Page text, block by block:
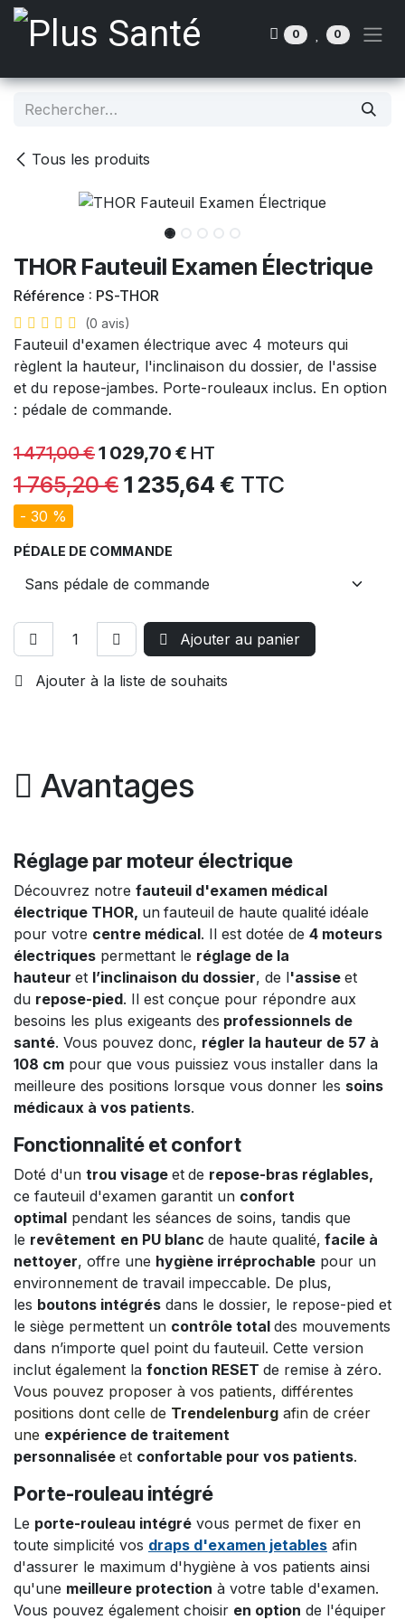
Se rendre au contenu
0 0
Tous les produits
THOR Fauteuil Examen Électrique
Référence : PS-THOR
(0 avis)
Fauteuil d'examen électrique avec 4 moteurs qui
règlent la hauteur, l'inclinaison du dossier, de l'assise
et du repose-jambes. Porte-rouleaux inclus. En option
: pédale de commande.
1 471,00€1 029,70 € HT
1 765,20€ 1 235,64 € TTC
- 30 %
PÉDALE DE COMMANDE
Ajouter au panier
Ajouter à la liste de souhaits
Avantages
Réglage par moteur électrique
Découvrez notre fauteuil d'examen médical
électrique THOR, un fauteuil de haute qualité idéale
pour votre centre médical. Il est dotée de 4 moteurs
électriques permettant le réglage de la
hauteur et l’inclinaison du dossier, de l'assise et
du repose-pied. Il est conçue pour répondre aux
besoins les plus exigeants des professionnels de
santé. Vous pouvez donc, régler la hauteur de 57 à
108 cm pour que vous puissiez vous installer dans la
meilleure des positions lorsque vous donner les soins
médicaux à vos patients.
Fonctionnalité et confort
Doté d'un trou visage et de repose-bras réglables,
ce fauteuil d'examen garantit un confort
optimal pendant les séances de soins, tandis que
le revêtement en PU blanc de haute qualité, facile à
nettoyer, offre une hygiène irréprochable pour un
environnement de travail impeccable. De plus,
les boutons intégrés dans le dossier, le repose-pied et
le siège permettent un contrôle total des mouvements
dans n’importe quel point du fauteuil. Cette version
inclut également la fonction RESET de remise à zéro.
Vous pouvez proposer à vos patients, différentes
positions dont celle de Trendelenburg afin de créer
une expérience de traitement
personnalisée et confortable pour vos patients.
Porte-rouleau intégré
Le porte-rouleau intégré vous permet de fixer en
toute simplicité vos draps d'examen jetables afin
d'assurer le maximum d'hygiène à vos patients ainsi
qu'une meilleure protection à votre table d'examen.
Vous pouvez également choisir en option de l'équiper